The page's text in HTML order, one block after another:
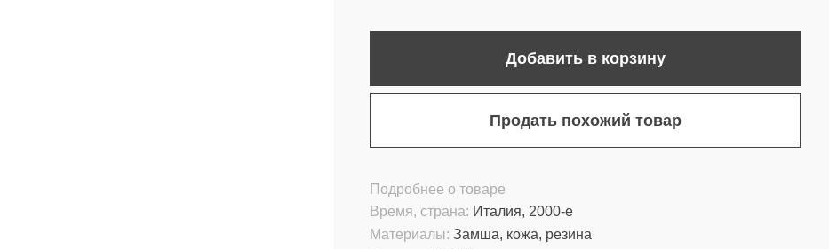
Добавить в корзину
Продать похожий товар
Подробнее о товаре
Материалы: Замша, кожа, резина
Время, страна: Италия, 2000-е